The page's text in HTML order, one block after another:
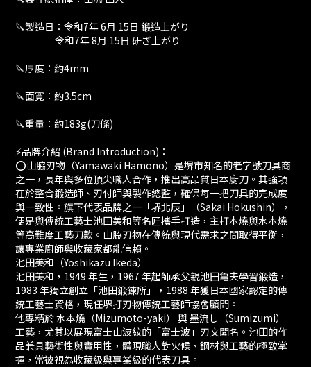
🔪製造日：令和7年 6月 15日 鍛造上がり
令和7年 8月 15日 研ぎ上がり
🔪厚度：約4mm
🔪面寬：約3.5cm
🔪重量：約183g(刀條)
⚡️品牌介紹 (Brand Introduction)：
⭕️山脇刃物（Yamawaki Hamono）是堺市知名的老字號刀具商
之一，長年與多位頂尖職人合作，推出高品質日本廚刀。其強項
在於整合鍛造師、刃付師與製作總監，確保每一把刀具的完成度
與一致性。旗下代表品牌之一「堺北辰」（Sakai Hokushin），
便是與傳統工藝士池田美和等名匠攜手打造，主打本燒與水本燒
等高難度工藝刀款。山脇刃物在傳統與現代需求之間取得平衡，
讓專業廚師與收藏家都能信賴。
池田美和（Yoshikazu Ikeda）
池田美和，1949 年生，1967 年起師承父親池田亀夫學習鍛造，
1983 年獨立創立「池田鍛錬所」，1988 年獲日本國家認定的傳
統工藝士資格，現任堺打刃物傳統工藝師協會顧問。
他專精於 水本燒（Mizumoto-yaki） 與 墨流し（Sumizumi）
工藝，尤其以展現富士山波紋的「富士波」刃文聞名。池田的作
品兼具藝術性與實用性，體現職人對火候、鋼材與工藝的極致掌
握，常被視為收藏級與專業級的代表刀具。